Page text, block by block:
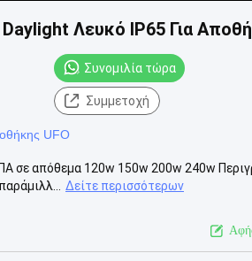
Λευκό IP65 Για
Συνομιλία τώρα
Συμμετοχή
UFO
σε απόθεμα 120w 150w 200w 240w
Δείτε περισσότερων